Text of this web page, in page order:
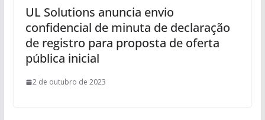
UL Solutions anuncia envio
confidencial de minuta de declaração
de registro para proposta de oferta
pública inicial
2 de outubro de 2023